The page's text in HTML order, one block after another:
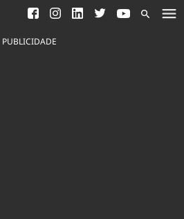
Saneamento
Indicadores
PUBLICIDADE